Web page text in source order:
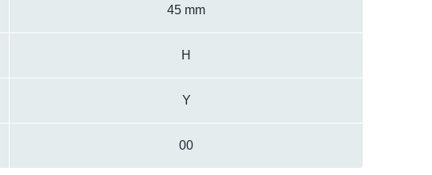
45 mm
H
Y
00